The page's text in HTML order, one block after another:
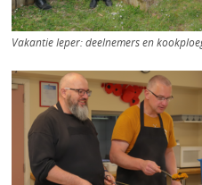
Vakantie Ieper: deelnemers en